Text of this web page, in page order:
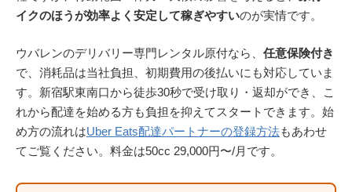
イクのほうが効率よく安定して稼ぎやすいのが実情です。
ウバレンのデリバリー専門レンタル原付なら、 任意保険付き
で、消耗品は当社負担、初期費用の後払いにも対応していま
す。新宿駅東南口から徒歩30秒で受け取り・返却ができ、こ
れから配達を始める方も負担を抑えてスタートできます。始
め方の流れはUber Eats配達パートナーの登録方法もあわせ
てご覧ください。料金は50cc 29,000円〜/月です。